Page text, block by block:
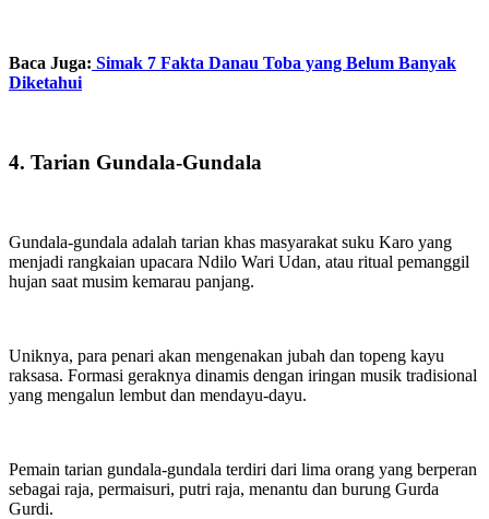
Baca Juga: Simak 7 Fakta Danau Toba yang Belum Banyak
Diketahui
4. Tarian Gundala-Gundala
Gundala-gundala adalah tarian khas masyarakat suku Karo yang
menjadi rangkaian upacara Ndilo Wari Udan, atau ritual pemanggil
hujan saat musim kemarau panjang.
Uniknya, para penari akan mengenakan jubah dan topeng kayu
raksasa. Formasi geraknya dinamis dengan iringan musik tradisional
yang mengalun lembut dan mendayu-dayu.
Pemain tarian gundala-gundala terdiri dari lima orang yang berperan
sebagai raja, permaisuri, putri raja, menantu dan burung Gurda
Gurdi.